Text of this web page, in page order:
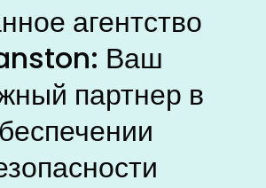
агентство
Ваш
партнер в